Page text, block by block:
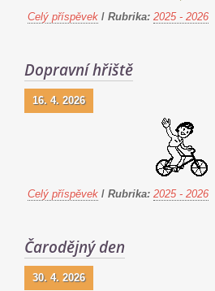
Celý příspěvek / Rubrika: 2025 - 2026
Dopravní hřiště
16. 4. 2026
Celý příspěvek / Rubrika: 2025 - 2026
Čarodějný den
30. 4. 2026